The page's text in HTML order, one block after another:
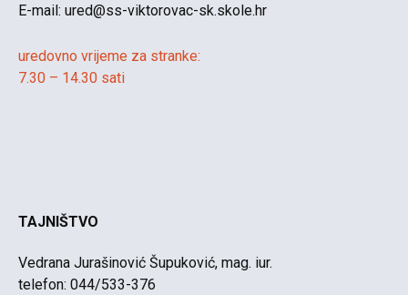
E-mail: ured@ss-viktorovac-sk.skole.hr
uredovno vrijeme za stranke:
7.30 – 14.30 sati
TAJNIŠTVO
Vedrana Jurašinović Šupuković, mag. iur.
telefon: 044/533-376